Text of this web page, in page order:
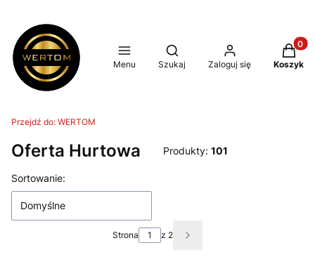
Menu
Otwórz wyszukiwarkę
Szukaj Zaloguj się Koszyk
Przejdź do: WERTOM
Oferta Hurtowa Produkty: 101
Lista produktów
Sortowanie:
Domyślne
Strona z 2 Następne produkty